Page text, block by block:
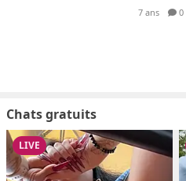
7 ans 0
Chats gratuits